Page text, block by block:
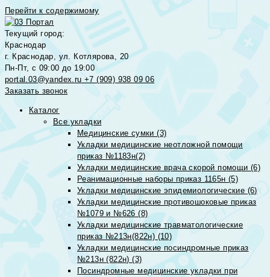
Перейти к содержимому
Текущий город:
Краснодар
г. Краснодар, ул. Котлярова, 20
Пн-Пт, с 09:00 до 19:00
portal.03@yandex.ru +7 (909) 938 09 06
Заказать звонок
Каталог
Все укладки
Медицинские сумки (3)
Укладки медицинские неотложной помощи
приказ №1183н(2)
Укладки медицинские врача скорой помощи (6)
Реанимационные наборы приказ 1165н (5)
Укладки медицинские эпидемиологические (6)
Укладки медицинские противошоковые приказ
№1079 и №626 (8)
Укладки медицинские травматологические
приказ №213н(822н) (10)
Укладки медицинские посиндромные приказ
№213н (822н) (3)
Посиндромные медицинские укладки при